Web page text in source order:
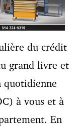
du crédit
grand livre et
quotidienne
à vous et à
En